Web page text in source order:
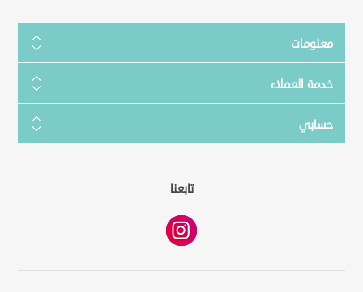
معلومات
خدمة العملاء
حسابي
تابعنا